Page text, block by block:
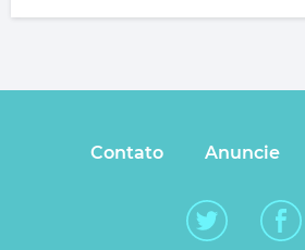
Contato Anuncie